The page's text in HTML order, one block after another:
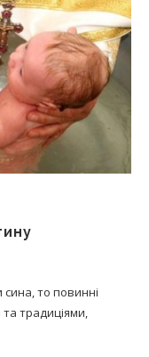
то повинні
традиціями,